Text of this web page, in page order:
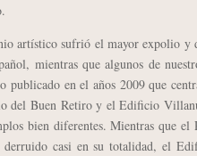
artístico sufrió el mayor expolio y
mientras que algunos de
en el años 2009 que
del Buen Retiro y el Edificio
bien diferentes. Mientras que
casi en su totalidad, el